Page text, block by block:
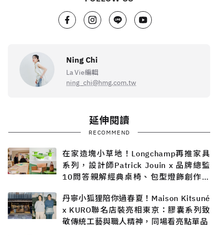
Ning Chi
La Vie編輯
ning_chi@hmg.com.tw
延伸閱讀
RECOMMEND
在家造塊小草地！Longchamp再推家具
系列，設計師Patrick Jouin x 品牌總監
10問答親解經典桌椅、包型燈飾創作過
丹寧小狐狸陪你過春夏！Maison Kitsuné
x KURO聯名店裝亮相東京：膠囊系列致
敬傳統工藝與職人精神，同場看亮點單品